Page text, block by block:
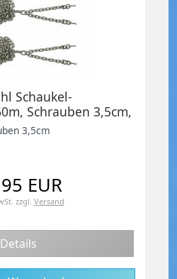
Schaukel-
Schrauben 3,5cm,
selber bauen
3,5cm
EUR
zzgl. Versand
Details